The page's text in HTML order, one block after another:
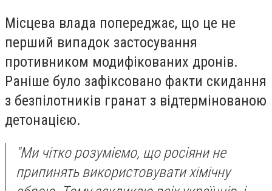
Місцева влада попереджає, що це не
перший випадок застосування
противником модифікованих дронів.
Раніше було зафіксовано факти скидання
з безпілотників гранат з відтермінованою
детонацією.
"Ми чітко розуміємо, що росіяни не
припинять використовувати хімічну